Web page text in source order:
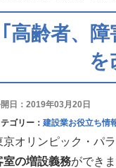
｢高齢者、
を
日：2019年03月20日
ゴリー： 建設業お役立ち情
京オリンピック・パ
室の増設義務ができま